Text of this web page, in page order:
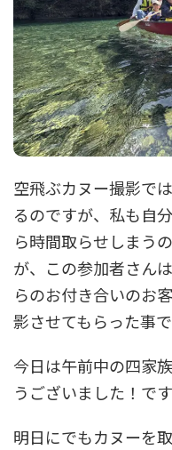
空飛ぶカヌー撮影で
るのですが、私も自
ら時間取らせしまう
が、この参加者さん
らのお付き合いのお
影させてもらった事で
今日は午前中の四家
うございました！です
明日にでもカヌーを